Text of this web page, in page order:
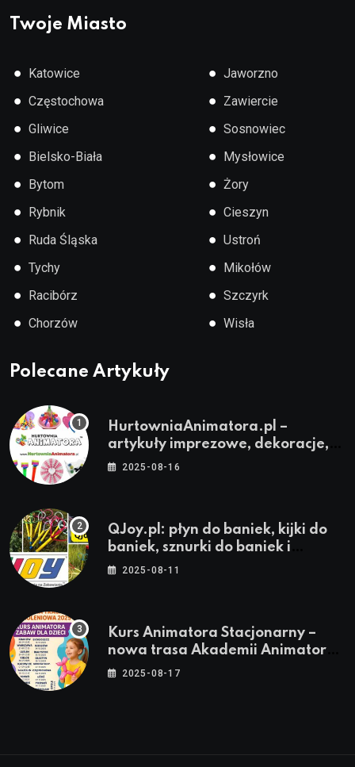
Twoje Miasto
● Katowice
● Częstochowa
● Gliwice
● Bielsko-Biała
● Bytom
● Rybnik
● Ruda Śląska
● Tychy
● Racibórz
● Chorzów
● Jaworzno
● Zawiercie
● Sosnowiec
● Mysłowice
● Żory
● Cieszyn
● Ustroń
● Mikołów
● Szczyrk
● Wisła
Polecane Artykuły
HurtowniaAnimatora.pl –
artykuły imprezowe, dekoracje,
stroje i akcesoria dla animatorów
2025-08-16
QJoy.pl: płyn do baniek, kijki do
baniek, sznurki do baniek i
zestawy do baniek
2025-08-11
Kurs Animatora Stacjonarny –
nowa trasa Akademii Animatora
– jesień 2025
2025-08-17